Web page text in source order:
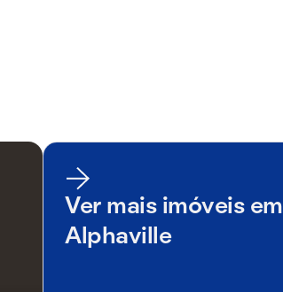
Ver mais imóveis em
Alphaville